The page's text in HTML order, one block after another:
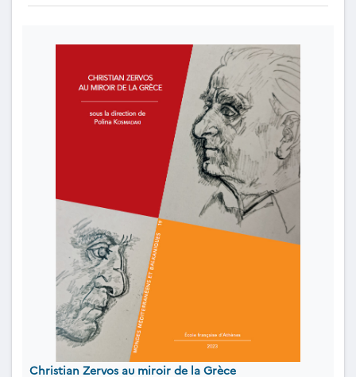
Christian Zervos au miroir de la Grèce